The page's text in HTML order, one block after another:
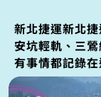
新北捷運新北
安坑輕軌、三
有事情都記錄在